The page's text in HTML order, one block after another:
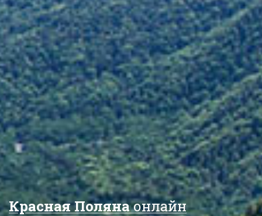
Красная Полянаонлайн